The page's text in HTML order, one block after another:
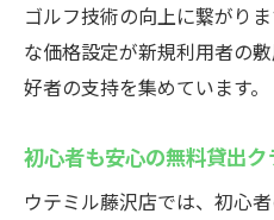
ゴルフ技術の向上に繋がり
な価格設定が新規利用者の
好者の支持を集めています。
初心者も安心の無料貸出
ウテミル藤沢店では、初心